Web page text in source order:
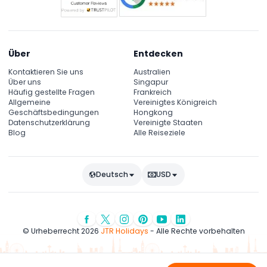
Über
Kontaktieren Sie uns
Über uns
Häufig gestellte Fragen
Allgemeine
Geschäftsbedingungen
Datenschutzerklärung
Blog
Entdecken
Australien
Singapur
Frankreich
Vereinigtes Königreich
Hongkong
Vereinigte Staaten
Alle Reiseziele
Deutsch USD
© Urheberrecht 2026 JTR Holidays - Alle Rechte vorbehalten